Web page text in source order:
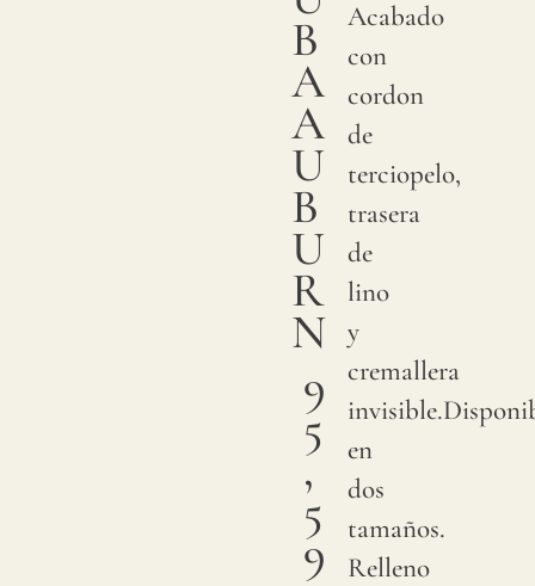
B
A
A
U
B
U
R
N
9
5
,
5
9
Acabado
con
cordon
de
terciopelo,
trasera
de
lino
y
cremallera
en
dos
tamaños.
Relleno